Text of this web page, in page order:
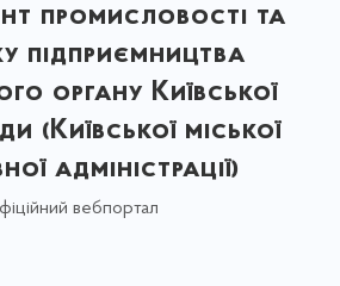
промисловості та
підприємництва
органу Київської
(Київської міської
адміністрації)
вебпортал